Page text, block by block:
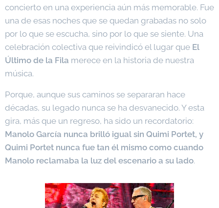
concierto en una experiencia aún más memorable. Fue
una de esas noches que se quedan grabadas no solo
por lo que se escucha, sino por lo que se siente. Una
celebración colectiva que reivindicó el lugar que El
Último de la Fila merece en la historia de nuestra
música.
Porque, aunque sus caminos se separaran hace
décadas, su legado nunca se ha desvanecido. Y esta
gira, más que un regreso, ha sido un recordatorio:
Manolo García nunca brilló igual sin Quimi Portet, y
Quimi Portet nunca fue tan él mismo como cuando
Manolo reclamaba la luz del escenario a su lado.